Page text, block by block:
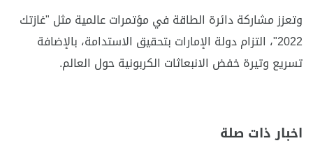
وتعزز مشاركة دائرة الطاقة في مؤتمرات عالمية مثل "غازتك
2022"، التزام دولة الإمارات بتحقيق الاستدامة، بالإضافة
تسريع وتيرة خفض الانبعاثات الكربونية حول العالم.
اخبار ذات صلة